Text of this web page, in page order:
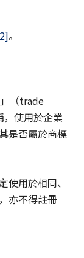
。
（trade
，使用於企業
是否屬於商標
使用於相同、
亦不得註冊